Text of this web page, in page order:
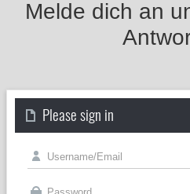
Melde dich an
Please sign in